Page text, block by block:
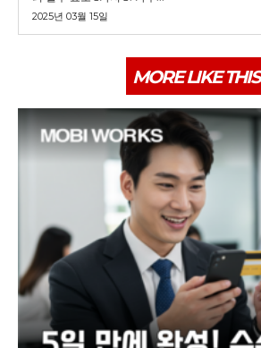
2025년 03월 15일
MORE LIKE THIS